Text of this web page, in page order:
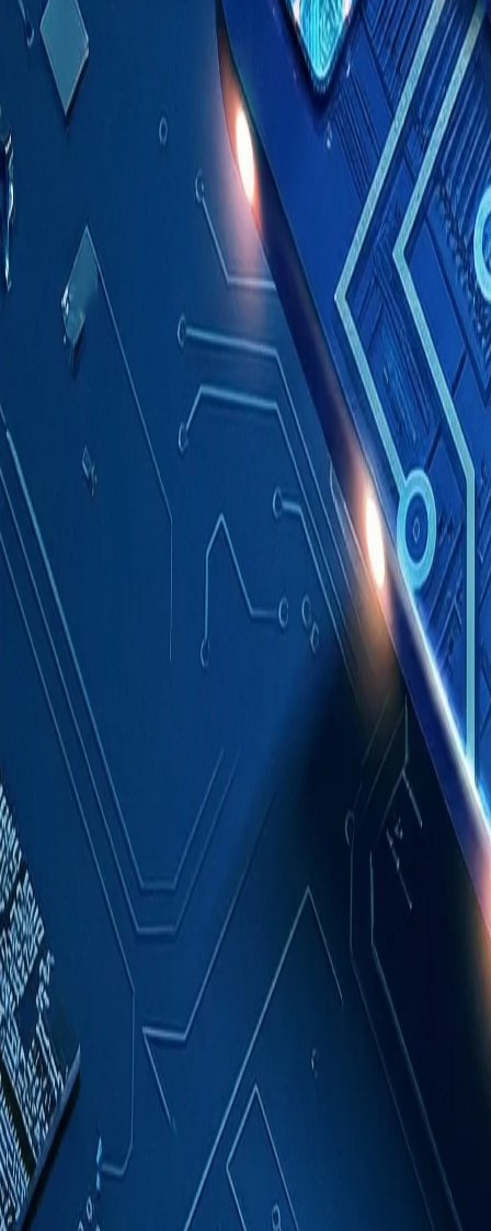
成功案例
關於我們
聯絡我們
繁體中文
索取報價
首頁